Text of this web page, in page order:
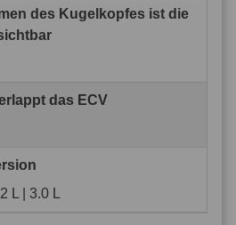
des Kugelkopfes ist die
das ECV
L | 3.0 L